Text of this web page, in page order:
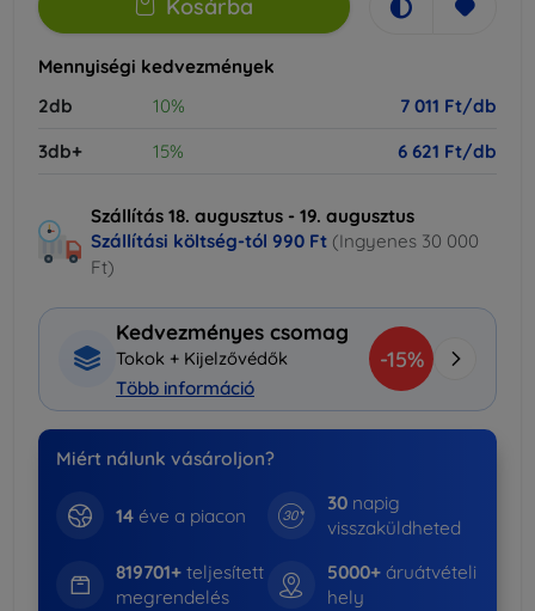
Kosárba
Mennyiségi kedvezmények
2db
10%
7 011 Ft/db
3db+
15% 6 621 Ft/db
Szállítás 18. augusztus - 19. augusztus
Szállítási költség-tól 990 Ft (Ingyenes 30 000
Ft)
Kedvezményes csomag
Tokok + Kijelzővédők
Több információ
-15%
Miért nálunk vásároljon?
14éve a piacon
30 napig
visszaküldheted
819701+teljesített
megrendelés
5000+ áruátvételi
hely